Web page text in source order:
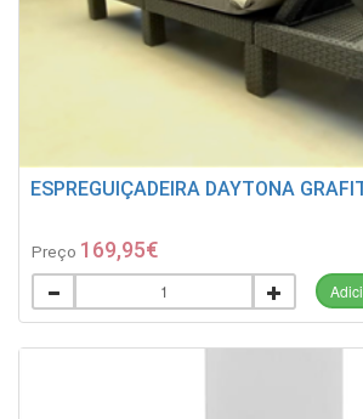
ESPREGUIÇADEIRA DAYTONA
Preço 169,95€